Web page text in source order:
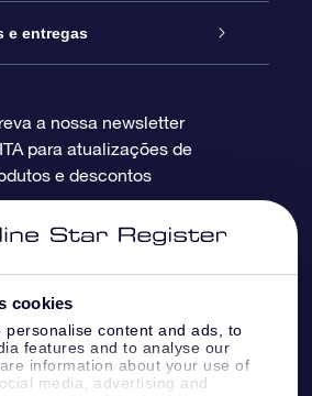
cookies
personalise content and ads, to
features and to analyse our
information about your use of
media, advertising and
OSR
OSR
personalizada
de estrela
to the stars
e entregas
pagamento
envio
a nossa newsletter
para atualizações de
e descontos